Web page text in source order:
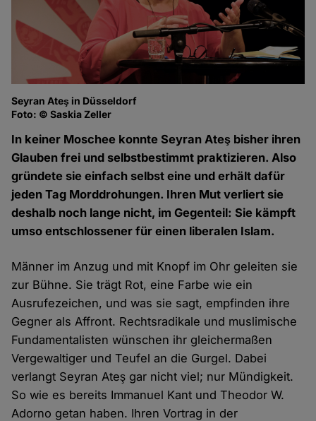
Seyran Ateş in Düsseldorf
Foto: © Saskia Zeller
In keiner Moschee konnte Seyran Ateş bisher ihren
Glauben frei und selbstbestimmt praktizieren. Also
gründete sie einfach selbst eine und erhält dafür
jeden Tag Morddrohungen. Ihren Mut verliert sie
deshalb noch lange nicht, im Gegenteil: Sie kämpft
umso entschlossener für einen liberalen Islam.
Männer im Anzug und mit Knopf im Ohr geleiten sie
zur Bühne. Sie trägt Rot, eine Farbe wie ein
Ausrufezeichen, und was sie sagt, empfinden ihre
Gegner als Affront. Rechtsradikale und muslimische
Fundamentalisten wünschen ihr gleichermaßen
Vergewaltiger und Teufel an die Gurgel. Dabei
verlangt Seyran Ateş gar nicht viel; nur Mündigkeit.
So wie es bereits Immanuel Kant und Theodor W.
Adorno getan haben. Ihren Vortrag in der